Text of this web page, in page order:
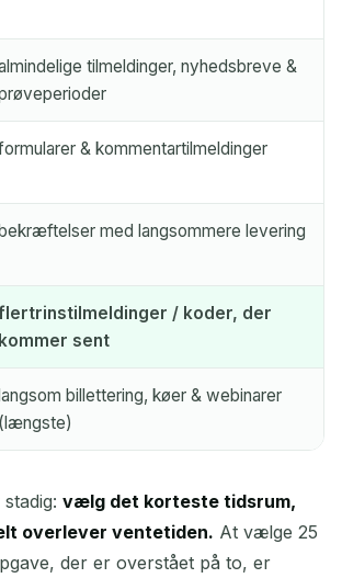
tilmeldinger, nyhedsbreve &
& kommentartilmeldinger
bekræftelser med langsommere levering
/ koder, der
kommer sent
langsom billettering, køer & webinarer
(længste)
vælg det korteste tidsrum,
overlever ventetiden. At vælge 25
der er overstået på to, er